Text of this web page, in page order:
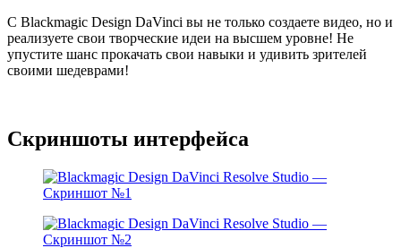
С Blackmagic Design DaVinci вы не только создаете видео, но и
реализуете свои творческие идеи на высшем уровне! Не
упустите шанс прокачать свои навыки и удивить зрителей
своими шедеврами!
Скриншоты интерфейса